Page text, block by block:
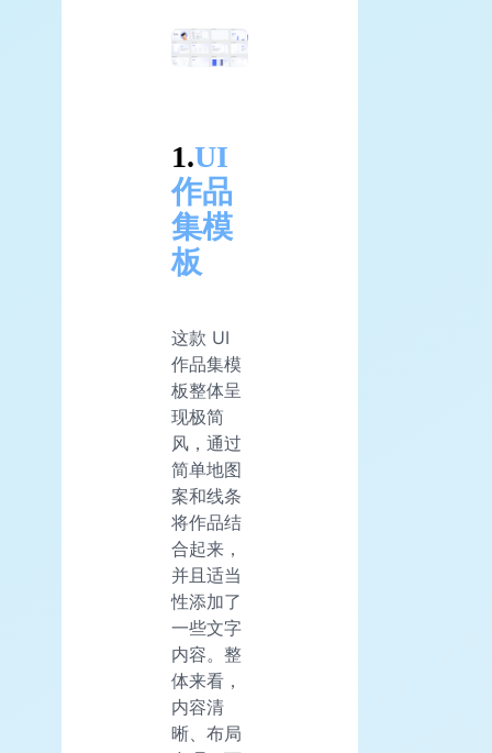
1.UI
作品
集模
板
这款 UI
作品集模
板整体呈
现极简
风，通过
简单地图
案和线条
将作品结
合起来，
并且适当
性添加了
一些文字
内容。整
体来看，
内容清
晰、布局